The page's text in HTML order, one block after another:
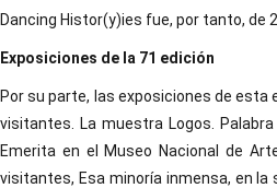
Dancing Histor(y)ies fue, por tanto, de
Exposiciones de la 71 edición
Por su parte, las exposiciones de esta
visitantes. La muestra Logos.
Emerita en el Museo Nacional de
visitantes, Esa minoría inmensa, en la